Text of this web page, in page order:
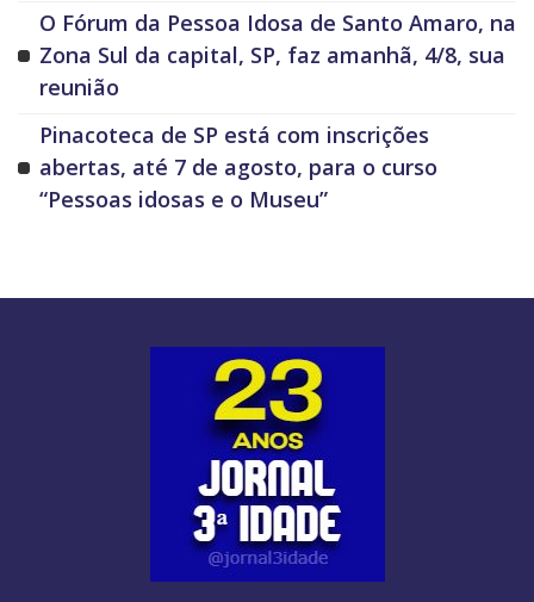
O Fórum da Pessoa Idosa de Santo Amaro, na
Zona Sul da capital, SP, faz amanhã, 4/8, sua
reunião
Pinacoteca de SP está com inscrições
abertas, até 7 de agosto, para o curso
“Pessoas idosas e o Museu”